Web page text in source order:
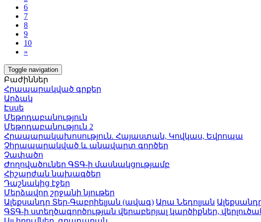
6
7
8
9
10
»
Toggle navigation
Բաժիններ
Հրապարակված գրքեր
Արձակ
Էսսե
Մեթոդաբանություն
Մեթոդաբանություն 2
Հրապարակախոսություն. Հայաստան, Կովկաս, Եվրոպա
Չհրապարակված և անավարտ գործեր
Չափածո
Ժողովածուներ ԳՏԳ-ի մասնակցությամբ
Հիշարժան նախագծեր
Դաշնակից էջեր
Մերձավոր շրջանի նյութեր
Ալեքսանդր Տեր-Գաբրիելյան (ավագ) Արա Նեդոլյան
ԳՏԳ-ի ստեղծագործության վերաբերյալ կարծիքներ,